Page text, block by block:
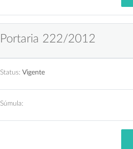
Portaria 222/2012
Status: Vigente
Súmula: